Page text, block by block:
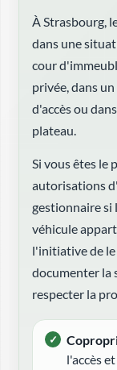
À Strasbourg,
dans une
cour
privée, dans
d'accès ou
plateau.
Si vous êtes le
autorisations
gestionnaire si
véhicule
l'initiative de le
documenter la
respecter la
l'accès